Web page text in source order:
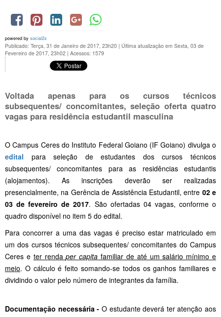
powered by social2s
Publicado: Terça, 31 de Janeiro de 2017, 23h20 | Última atualização em Sexta, 03 de
Fevereiro de 2017, 23h02 | Acessos: 1579
Voltada apenas para os cursos técnicos
subsequentes/ concomitantes, seleção oferta quatro
vagas para residência estudantil masculina
O Campus Ceres do Instituto Federal Goiano (IF Goiano) divulga o
edital para seleção de estudantes dos cursos técnicos
subsequentes/ concomitantes para as residências estudantis
(alojamentos). As inscrições deverão ser realizadas
presencialmente, na Gerência de Assistência Estudantil, entre 02 e
03 de fevereiro de 2017. São ofertadas 04 vagas, conforme o
quadro disponível no item 5 do edital.
Para concorrer a uma das vagas é preciso estar matriculado em
um dos cursos técnicos subsequentes/ concomitantes do Campus
Ceres e ter rendaper capita familiar de até um salário mínimo e
meio. O cálculo é feito somando-se todos os ganhos familiares e
dividindo o valor pelo número de integrantes da família.
Documentação necessária - O estudante deverá ter atenção aos